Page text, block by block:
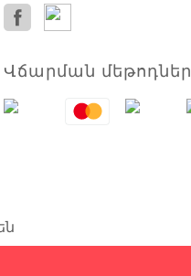
Վճարման մեթոդներ